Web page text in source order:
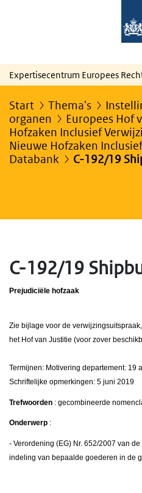
Expertisecentrum Europees
Start Thema's
organen
Europees Hof
Hofzaken Inclusief
Nieuwe Hofzaken
Databank
C-192/19
C-192/19
Prejudiciële hofzaak
Zie bijlage voor de
het Hof van Justitie (voor zover
Termijnen: Motivering departement: 19
Schriftelijke opmerkingen: 5 juni 2019
Trefwoorden : gecombineerde
Onderwerp :
- Verordening (EG) Nr. 652/2007 van
indeling van bepaalde goederen in de